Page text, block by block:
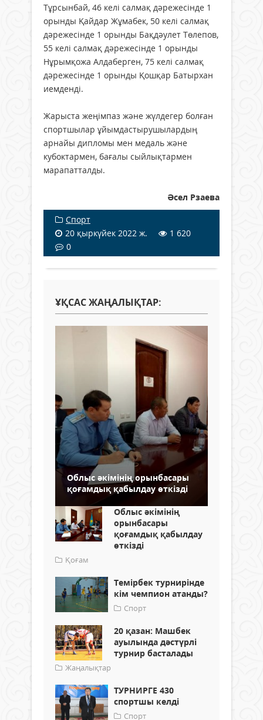
Тұрсынбай, 46 келі салмақ дәрежесінде 1
орынды Қайдар Жұмабек, 50 келі салмақ
дәрежесінде 1 орынды Бақдәулет Төлепов,
55 келі салмақ дәрежесінде 1 орынды
Нұрымқожа Алдаберген, 75 келі салмақ
дәрежесінде 1 орынды Қошқар Батырхан
иемденді.
Жарыста жеңімпаз және жүлдегер болған
спортшылар ұйымдастырушылардың
арнайы дипломы мен медаль және
кубоктармен, бағалы сыйлықтармен
марапатталды.
Әсел Рзаева
Спорт
20 қыркүйек 2022 ж.
1 620
0
ҰҚСАС ЖАҢАЛЫҚТАР:
Облыс әкімінің орынбасары
қоғамдық қабылдау өткізді
Облыс әкімінің
орынбасары
қоғамдық қабылдау
өткізді
Қоғам
Темірбек турнирінде
кім чемпион атанды?
Спорт
20 қазан: Машбек
ауылында дәстүрлі
турнир басталады
Жаңалықтар
ТУРНИРГЕ 430
спортшы келді
Спорт